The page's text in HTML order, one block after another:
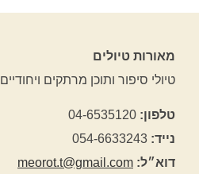
מאורות טיולים
טיולי סיפור ותוכן מרתקים ויחודיים
טלפון:
נייד:
דוא״ל: meorot.t@gmail.com